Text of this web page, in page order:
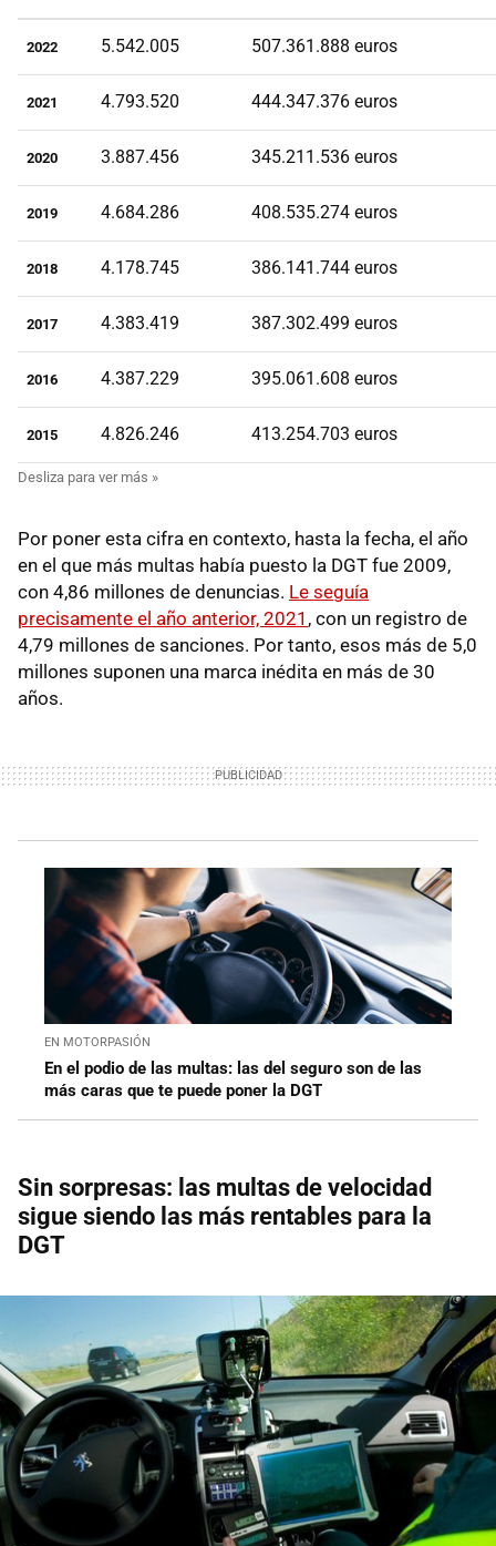
2022 5.542.005 507.361.888 euros
2021 4.793.520 444.347.376 euros
2020 3.887.456 345.211.536 euros
2019 4.684.286 408.535.274 euros
2018 4.178.745 386.141.744 euros
2017 4.383.419 387.302.499 euros
2016 4.387.229 395.061.608 euros
2015 4.826.246 413.254.703 euros
Por poner esta cifra en contexto, hasta la fecha, el año
en el que más multas había puesto la DGT fue 2009,
con 4,86 millones de denuncias. Le seguía
precisamente el año anterior, 2021 , con un registro de
4,79 millones de sanciones. Por tanto, esos más de 5,0
millones suponen una marca inédita en más de 30
años.
EN MOTORPASIÓN
En el podio de las multas: las del seguro son de las
más caras que te puede poner la DGT
Sin sorpresas: las multas de velocidad
sigue siendo las más rentables para la
DGT